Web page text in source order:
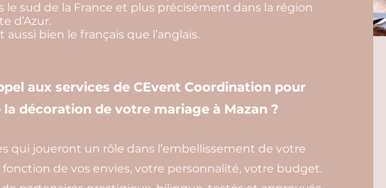
le sud de la France et plus précisément dans la région
d’Azur.
bien le français que l’anglais.
aux services de CEvent Coordination pour
décoration de votre mariage à Mazan ?
qui joueront un rôle dans l’embellissement de votre
fonction de vos envies, votre personnalité, votre budget.